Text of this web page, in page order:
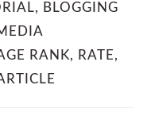
, BLOGGING
RANK, RATE,